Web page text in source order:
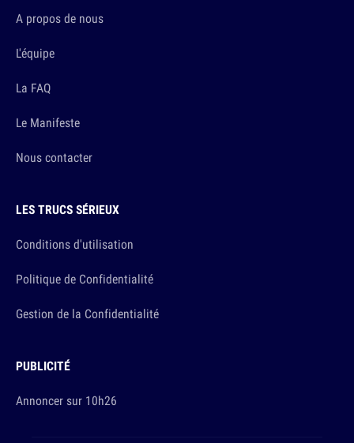
A propos de nous
L'équipe
La FAQ
Le Manifeste
Nous contacter
LES TRUCS SÉRIEUX
Conditions d'utilisation
Politique de Confidentialité
Gestion de la Confidentialité
PUBLICITÉ
Annoncer sur 10h26